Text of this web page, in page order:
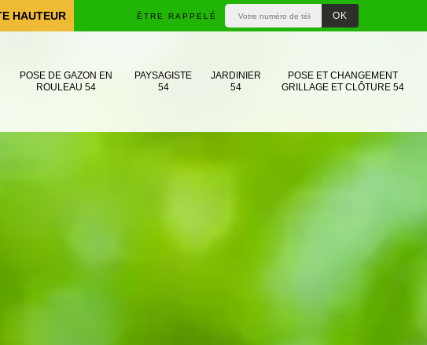
HAUTEUR ÊTRE RAPPELÉ
POSE DE GAZON EN
ROULEAU 54
PAYSAGISTE
54
JARDINIER
54
POSE ET CHANGEMENT
GRILLAGE ET CLÔTURE 54